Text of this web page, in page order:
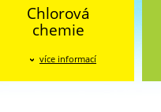
Chlorová
chemie
více informací